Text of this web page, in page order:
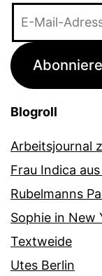
Adresse
Blogroll
Arbeitsjournal
Frau Indica aus
Rubelmanns
Sophie in New
Textweide
Utes Berlin